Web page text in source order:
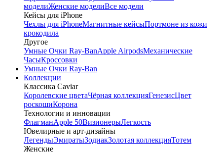
моделиЖенские моделиВсе модели
Кейсы для iPhone
Чехлы для iPhoneМагнитные кейсыПортмоне из кожи
крокодила
Другое
Умные Очки Ray-BanApple AirpodsМеханические
ЧасыКроссовки
Умные Очки Ray-Ban
Коллекции
Классика Caviar
Королевские цветаЧёрная коллекцияГенезисЦвет
роскошиКорона
Технологии и инновации
ФлагманApple 50ВизионерыЛегкость
Ювелирные и арт-дизайны
ЛегендыЭмиратыЗодиакЗолотая коллекцияТотем
Женские